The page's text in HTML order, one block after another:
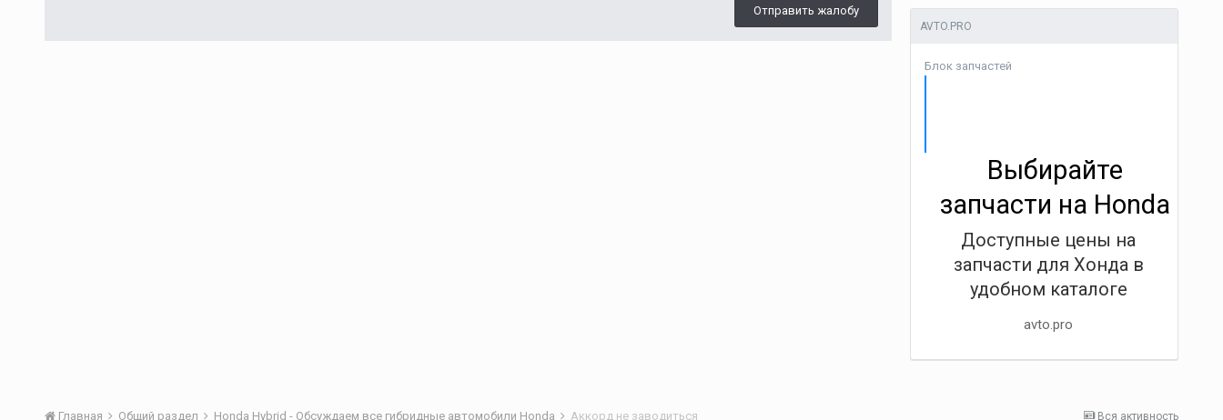
Отправить жалобу
AVTO.PRO
Блок запчастей
Выбирайте
запчасти на Honda
Доступные цены на
запчасти для Хонда в
удобном каталоге
avto.pro
Вся активность
Главная Общий раздел Honda Hybrid - Обсуждаем все гибридные автомобили Honda Аккорд не заводиться